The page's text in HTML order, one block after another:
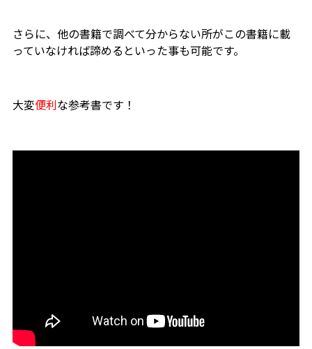
さらに、他の書籍で調べて分からない所がこの書籍に載
っていなければ諦めるといった事も可能です。
大変便利な参考書です！